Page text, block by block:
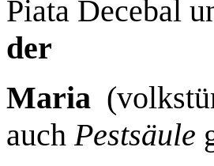
Piata Decebal
der
Maria
auchPestsäule